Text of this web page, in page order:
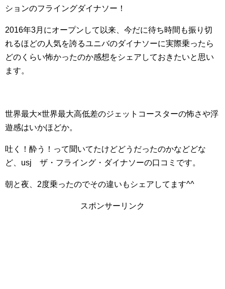
ションのフライングダイナソー！
2016年3月にオープンして以来、今だに待ち時間も振り切
れるほどの人気を誇るユニバのダイナソーに実際乗ったら
どのくらい怖かったのか感想をシェアしておきたいと思い
ます。
世界最大×世界最大高低差のジェットコースターの怖さや浮
遊感はいかほどか。
吐く！酔う！って聞いてたけどどうだったのかなどどな
ど、usj ザ・フライング・ダイナソーの口コミです。
朝と夜、2度乗ったのでその違いもシェアしてます^^
スポンサーリンク